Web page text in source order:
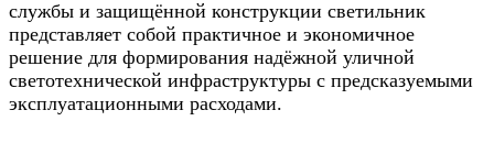
службы и защищённой конструкции светильник
представляет собой практичное и экономичное
решение для формирования надёжной уличной
светотехнической инфраструктуры с предсказуемыми
эксплуатационными расходами.​